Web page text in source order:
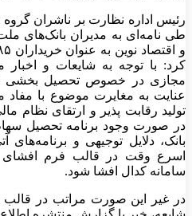
رئیس اداره نظارت بر ناشران
طی نامه‌ای به مدیران بانک‌های
کرد: با توجه به شایعات و
مجازی در خصوص تحصیل بخشی
تولید رقابت پذیر و ارتقای نظام
در صورت وجود برنامه تحصیل
بانک، دلایل توجیهی و
اسرع وقت در قالب فرم افشای
سامانه کدال افشا شود.
در غیر این صورت مراتب در